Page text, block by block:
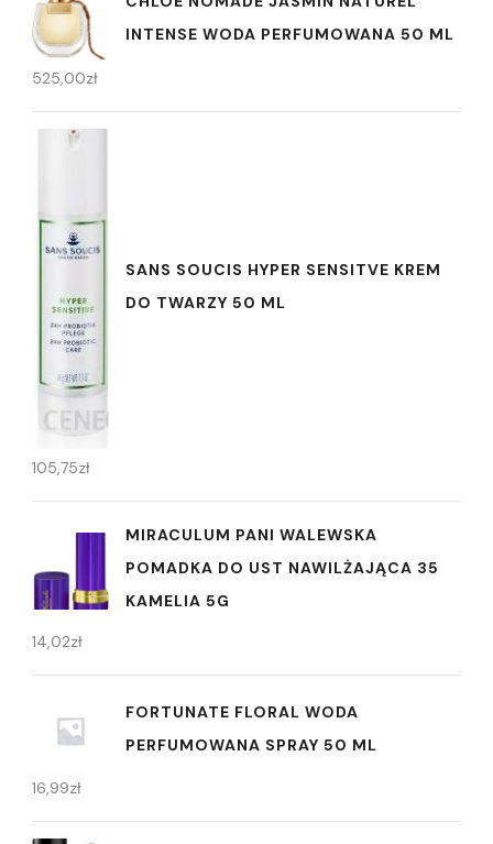
INTENSE WODA PERFUMOWANA 50 ML
525,00zł
SANS SOUCIS HYPER SENSITVE KREM
DO TWARZY 50 ML
105,75zł
MIRACULUM PANI WALEWSKA
POMADKA DO UST NAWILŻAJĄCA 35
KAMELIA 5G
14,02zł
FORTUNATE FLORAL WODA
PERFUMOWANA SPRAY 50 ML
16,99zł